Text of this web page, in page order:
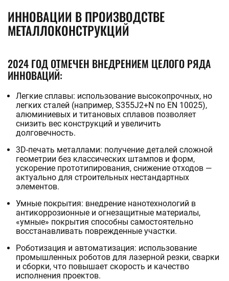
ИННОВАЦИИ В ПРОИЗВОДСТВЕ
МЕТАЛЛОКОНСТРУКЦИЙ
2024 ГОД ОТМЕЧЕН ВНЕДРЕНИЕМ ЦЕЛОГО РЯДА
ИННОВАЦИЙ:
Легкие сплавы: использование высокопрочных, но
легких сталей (например, S355J2+N по EN 10025),
алюминиевых и титановых сплавов позволяет
снизить вес конструкций и увеличить
долговечность.
3D-печать металлами: получение деталей сложной
геометрии без классических штампов и форм,
ускорение прототипирования, снижение отходов —
актуально для строительных нестандартных
элементов.
Умные покрытия: внедрение нанотехнологий в
антикоррозионные и огнезащитные материалы,
«умные» покрытия способны самостоятельно
восстанавливать поврежденные участки.
Роботизация и автоматизация: использование
промышленных роботов для лазерной резки, сварки
и сборки, что повышает скорость и качество
исполнения проектов.